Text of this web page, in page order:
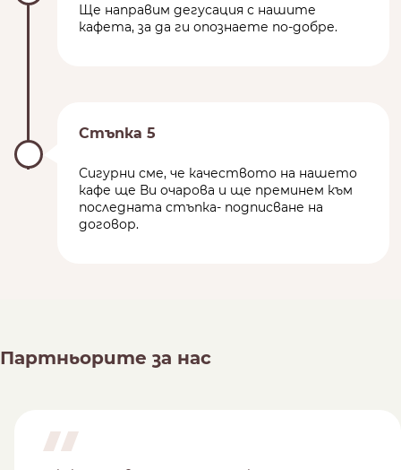
Ще направим дегусация с нашите
кафета, за да ги опознаете по-добре.
Стъпка 5
Сигурни сме, че качеството на нашето
кафе ще Ви очарова и ще преминем към
последната стъпка- подписване на
договор.
Партньорите за нас